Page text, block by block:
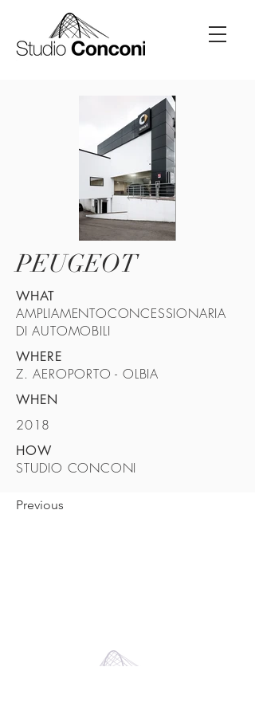
PEUGEOT
WHAT
AMPLIAMENTOCONCESSIONARIA
DI AUTOMOBILI
WHERE
Z. AEROPORTO - OLBIA
WHEN
2018
HOW
STUDIO CONCONI
Previous